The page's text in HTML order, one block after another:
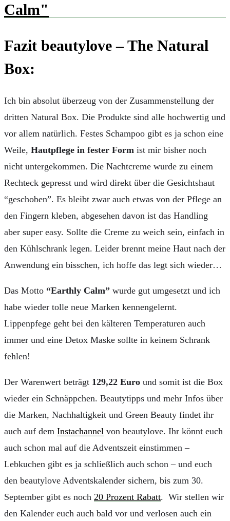
Fazit beautylove – The Natural
Box:
Ich bin absolut überzeug von der Zusammenstellung der
dritten Natural Box. Die Produkte sind alle hochwertig und
vor allem natürlich. Festes Schampoo gibt es ja schon eine
Weile, Hautpflege in fester Form ist mir bisher noch
nicht untergekommen. Die Nachtcreme wurde zu einem
Rechteck gepresst und wird direkt über die Gesichtshaut
“geschoben”. Es bleibt zwar auch etwas von der Pflege an
den Fingern kleben, abgesehen davon ist das Handling
aber super easy. Sollte die Creme zu weich sein, einfach in
den Kühlschrank legen. Leider brennt meine Haut nach der
Anwendung ein bisschen, ich hoffe das legt sich wieder…
Das Motto “Earthly Calm” wurde gut umgesetzt und ich
habe wieder tolle neue Marken kennengelernt.
Lippenpfege geht bei den kälteren Temperaturen auch
immer und eine Detox Maske sollte in keinem Schrank
fehlen!
Der Warenwert beträgt 129,22 Euro und somit ist die Box
wieder ein Schnäppchen. Beautytipps und mehr Infos über
die Marken, Nachhaltigkeit und Green Beauty findet ihr
auch auf dem Instachannel von beautylove. Ihr könnt euch
auch schon mal auf die Adventszeit einstimmen –
Lebkuchen gibt es ja schließlich auch schon – und euch
den beautylove Adventskalender sichern, bis zum 30.
September gibt es noch 20 Prozent Rabatt. Wir stellen wir
den Kalender euch auch bald vor und verlosen auch ein